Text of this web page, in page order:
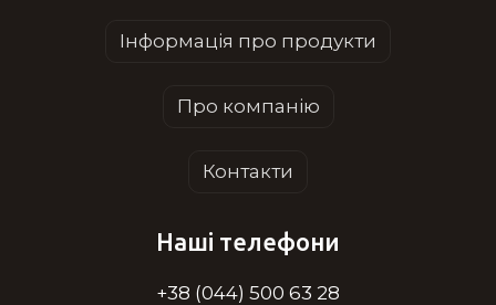
Інформація про продукти
Про компанію
Контакти
Наші телефони
+38 (044) 500 63 28